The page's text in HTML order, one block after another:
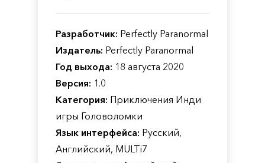
Разработчик: Perfectly Paranormal
Издатель: Perfectly Paranormal
Год выхода: 18 августа 2020
Версия: 1.0
Категория: Приключения Инди
игры Головоломки
Язык интерфейса: Русский,
Английский, MULTi7